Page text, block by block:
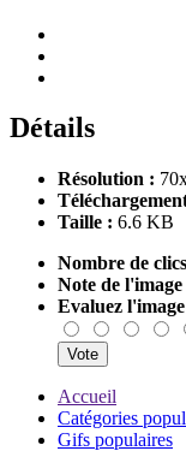
Détails
Résolution :
Taille : 6.6 KB
Nombre de
Note de l'image
Evaluez l'image
Accueil
Catégories
Gifs populaires